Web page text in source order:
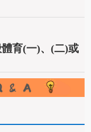
育(一)、(二)或